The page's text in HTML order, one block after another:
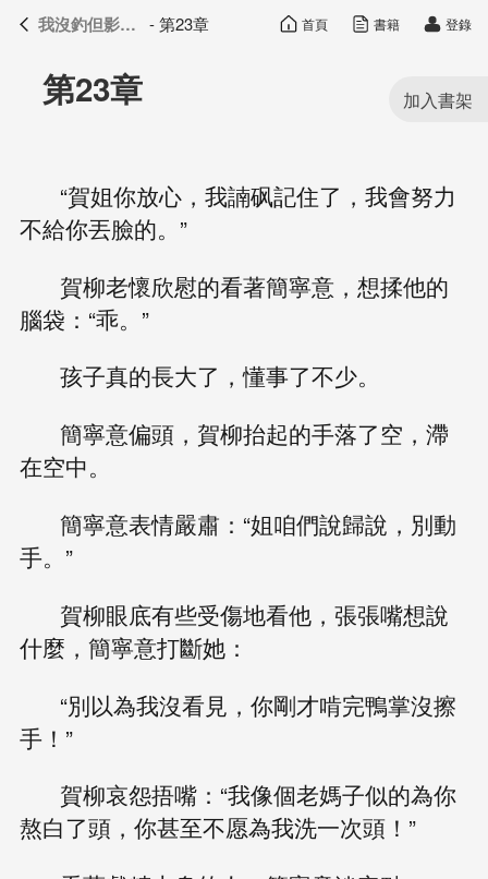
我沒釣但影帝真香了 目錄
第23章
“賀姐你放心，我諵砜記住了，我會努力
不給你丟臉的。”
賀柳老懷欣慰的看著簡寧意，想揉他的
腦袋：“乖。”
孩子真的長大了，懂事了不少。
簡寧意偏頭，賀柳抬起的手落了空，滯
在空中。
簡寧意表情嚴肅：“姐咱們說歸說，別動
手。”
賀柳眼底有些受傷地看他，張張嘴想說
什麼，簡寧意打斷她：
“別以為我沒看見，你剛才啃完鴨掌沒擦
手！”
賀柳哀怨捂嘴：“我像個老媽子似的為你
熬白了頭，你甚至不愿為我洗一次頭！”
我沒釣但影帝真香了 - 第23章 首頁 書籍 登錄